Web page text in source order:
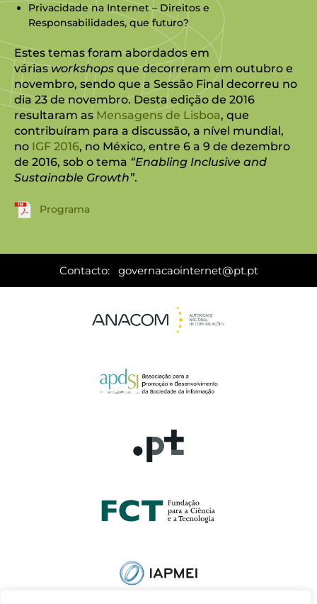
Privacidade na Internet – Direitos e
Responsabilidades, que futuro?
Estes temas foram abordados em
váriasworkshopsque decorreram em outubro e
novembro, sendo que a Sessão Final decorreu no
dia 23 de novembro. Desta edição de 2016
resultaram asMensagens de Lisboa, que
contribuíram para a discussão, a nível mundial,
no IGF 2016, no México, entre 6 a 9 de dezembro
de 2016, sob o tema “Enabling Inclusive and
Sustainable Growth”.
Programa
Contacto: governacaointernet@pt.pt